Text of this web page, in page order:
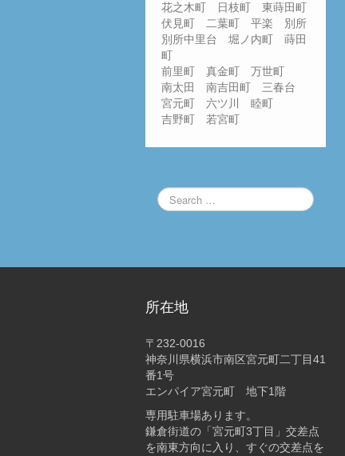
花之木町 日枝町 東蒔田町
伏見町 二葉町 平楽 別所
別所中里台 堀ノ内町 蒔田
町
前里町 真金町 万世町
南太田 南吉田町 三春台
宮元町 六ツ川 睦町
吉野町 若宮町
所在地
〒232-0016
神奈川県横浜市南区宮元町二丁目41
番1号
エンパイア宮元町 地下1階
専用駐車場あります。
鎌倉街道の「宮元町3丁目」交差点
を南東方向に入り、すぐの交差点を